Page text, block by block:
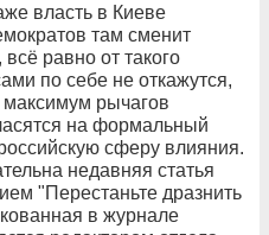
власть в Киеве
там сменит
равно от такого
по себе не откажутся,
рычагов
на формальный
сферу влияния.
недавняя статья
"Перестаньте дразнить
в журнале